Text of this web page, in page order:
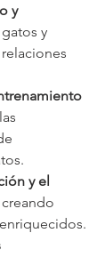
y
y
y el
creando